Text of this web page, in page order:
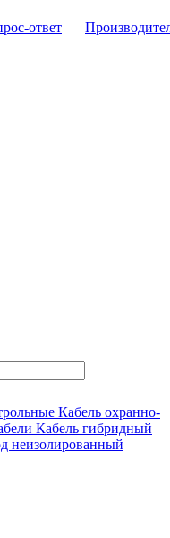
ответ
Кабель охранно-
Кабель гибридный
неизолированный